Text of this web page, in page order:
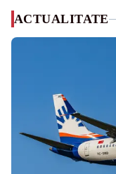
ACTUALITATE